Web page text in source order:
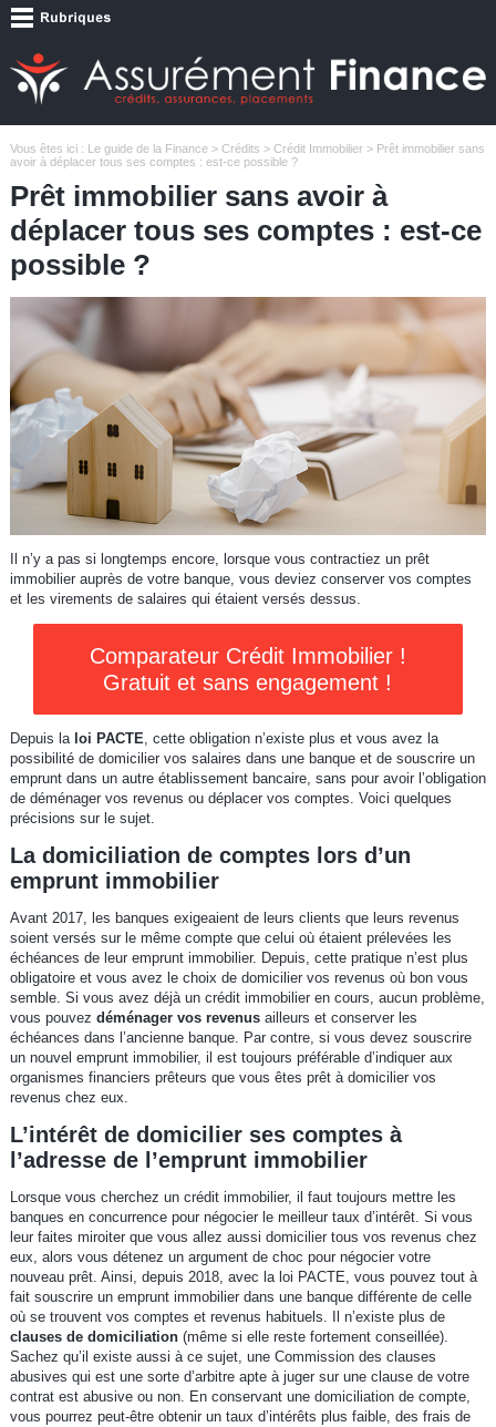
Vous êtes ici : Le guide de la Finance> Crédits > Crédit Immobilier> Prêt immobilier sans
avoir à déplacer tous ses comptes : est-ce possible ?
Prêt immobilier sans avoir à
déplacer tous ses comptes : est-ce
possible ?
Il n’y a pas si longtemps encore, lorsque vous contractiez un prêt
immobilier auprès de votre banque, vous deviez conserver vos comptes
et les virements de salaires qui étaient versés dessus.
Comparateur Crédit Immobilier !
Gratuit et sans engagement !
Depuis la loi PACTE, cette obligation n’existe plus et vous avez la
possibilité de domicilier vos salaires dans une banque et de souscrire un
emprunt dans un autre établissement bancaire, sans pour avoir l’obligation
de déménager vos revenus ou déplacer vos comptes. Voici quelques
précisions sur le sujet.
La domiciliation de comptes lors d’un
emprunt immobilier
Avant 2017, les banques exigeaient de leurs clients que leurs revenus
soient versés sur le même compte que celui où étaient prélevées les
échéances de leur emprunt immobilier. Depuis, cette pratique n’est plus
obligatoire et vous avez le choix de domicilier vos revenus où bon vous
semble. Si vous avez déjà un crédit immobilier en cours, aucun problème,
vous pouvez déménager vos revenusailleurs et conserver les
échéances dans l’ancienne banque. Par contre, si vous devez souscrire
un nouvel emprunt immobilier, il est toujours préférable d’indiquer aux
organismes financiers prêteurs que vous êtes prêt à domicilier vos
revenus chez eux.
L’intérêt de domicilier ses comptes à
l’adresse de l’emprunt immobilier
Lorsque vous cherchez un crédit immobilier, il faut toujours mettre les
banques en concurrence pour négocier le meilleur taux d’intérêt. Si vous
leur faites miroiter que vous allez aussi domicilier tous vos revenus chez
eux, alors vous détenez un argument de choc pour négocier votre
nouveau prêt. Ainsi, depuis 2018, avec la loi PACTE, vous pouvez tout à
fait souscrire un emprunt immobilier dans une banque différente de celle
où se trouvent vos comptes et revenus habituels. Il n’existe plus de
clauses de domiciliation(même si elle reste fortement conseillée).
Sachez qu’il existe aussi à ce sujet, une Commission des clauses
abusives qui est une sorte d’arbitre apte à juger sur une clause de votre
contrat est abusive ou non. En conservant une domiciliation de compte,
vous pourrez peut-être obtenir un taux d’intérêts plus faible, des frais de